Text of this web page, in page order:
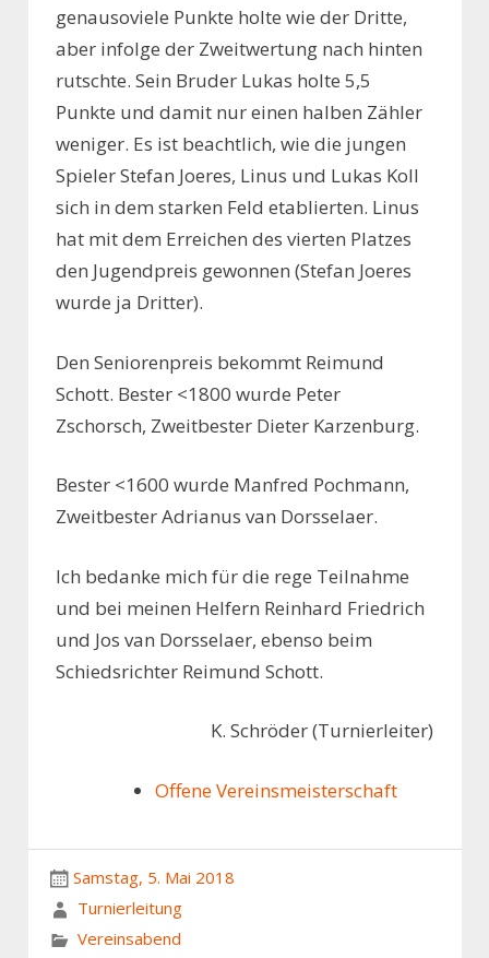
genausoviele Punkte holte wie der Dritte,
aber infolge der Zweitwertung nach hinten
rutschte. Sein Bruder Lukas holte 5,5
Punkte und damit nur einen halben Zähler
weniger. Es ist beachtlich, wie die jungen
Spieler Stefan Joeres, Linus und Lukas Koll
sich in dem starken Feld etablierten. Linus
hat mit dem Erreichen des vierten Platzes
den Jugendpreis gewonnen (Stefan Joeres
wurde ja Dritter).
Den Seniorenpreis bekommt Reimund
Schott. Bester <1800 wurde Peter
Zschorsch, Zweitbester Dieter Karzenburg.
Bester <1600 wurde Manfred Pochmann,
Zweitbester Adrianus van Dorsselaer.
Ich bedanke mich für die rege Teilnahme
und bei meinen Helfern Reinhard Friedrich
und Jos van Dorsselaer, ebenso beim
Schiedsrichter Reimund Schott.
K. Schröder (Turnierleiter)
Offene Vereinsmeisterschaft
Samstag, 5. Mai 2018
Turnierleitung
Vereinsabend